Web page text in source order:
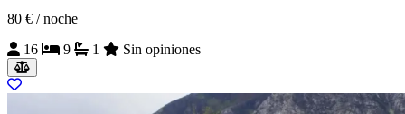
80 € / noche
16
9 1 Sin opiniones